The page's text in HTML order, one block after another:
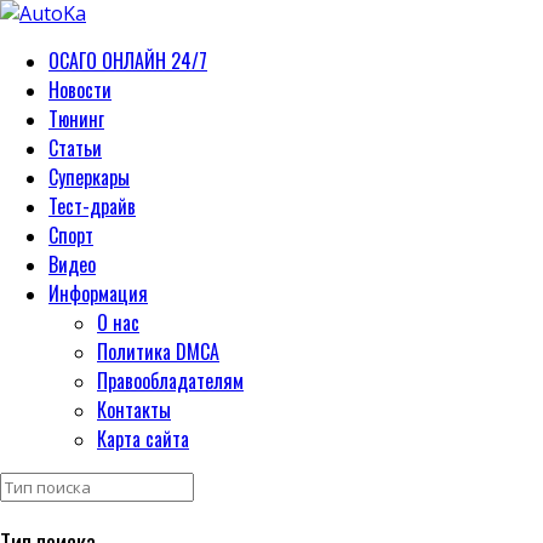
ОСАГО ОНЛАЙН 24/7
Новости
Тюнинг
Статьи
Суперкары
Тест-драйв
Спорт
Видео
Информация
О нас
Политика DMCA
Правообладателям
Контакты
Карта сайта